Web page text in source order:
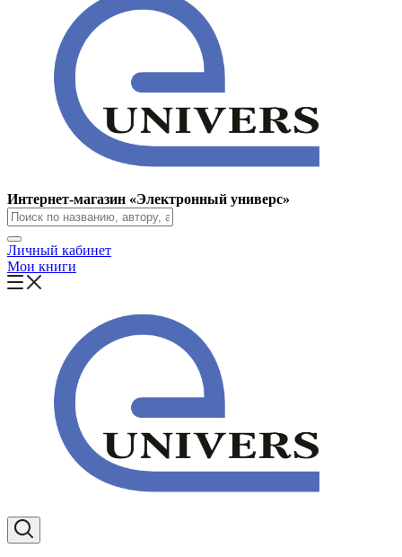
Интернет-магазин «Электронный универс»
Личный кабинет
Мои книги